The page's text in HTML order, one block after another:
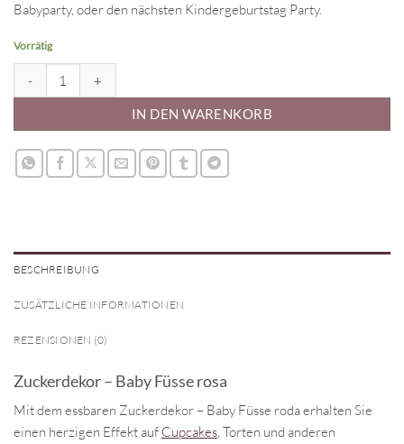
Babyparty, oder den nächsten Kindergeburtstag Party.
Vorrätig
IN DEN WARENKORB
BESCHREIBUNG
ZUSÄTZLICHE INFORMATIONEN
REZENSIONEN (0)
Zuckerdekor – Baby Füsse rosa
Mit dem essbaren Zuckerdekor – Baby Füsse roda erhalten Sie
einen herzigen Effekt auf Cupcakes, Torten und anderen